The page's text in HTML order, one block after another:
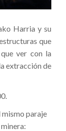
Harria y su
que
ver con la
extracción de
mismo paraje